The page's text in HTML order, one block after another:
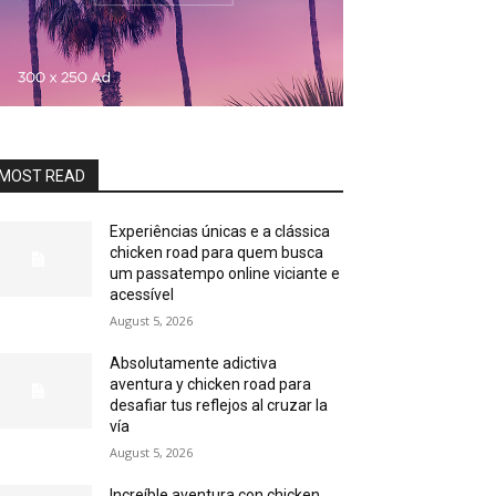
READ
Experiências únicas e a clássica
chicken road para quem busca
um passatempo online viciante e
acessível
August 5, 2026
Absolutamente adictiva
aventura y chicken road para
desafiar tus reflejos al cruzar la
vía
August 5, 2026